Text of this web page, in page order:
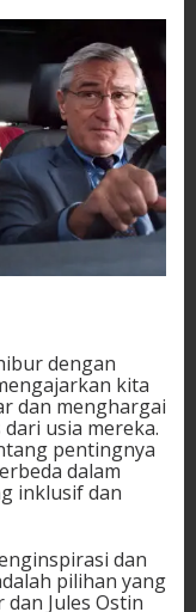
dengan
kita
dan menghargai
usia mereka.
pentingnya
dalam
inklusif dan
dan
pilihan yang
Jules Ostin